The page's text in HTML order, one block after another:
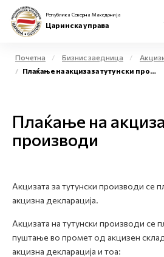
Физички лица
Бизнис заедница
Контакт
Република Северна Македонија
Царинска управа
Почетна Бизнис заедница
Плаќање на акциза за тутунски производи
Плаќање на
производи
Акцизата за тутунски производи се
акцизна декларација.
Акцизата на тутунски производи се
пуштање во промет од акцизен
акцизна декларација и тоа: